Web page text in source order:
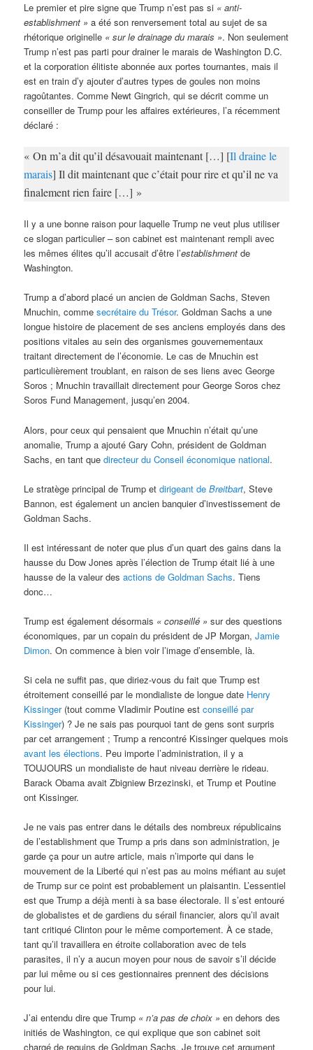
Le premier et pire signe que Trump n’est pas si « anti-
establishment » a été son renversement total au sujet de sa
rhétorique originelle « sur le drainage du marais ». Non seulement
Trump n’est pas parti pour drainer le marais de Washington D.C.
et la corporation élitiste abonnée aux portes tournantes, mais il
est en train d’y ajouter d’autres types de goules non moins
ragoûtantes. Comme Newt Gingrich, qui se décrit comme un
conseiller de Trump pour les affaires extérieures, l’a récemment
déclaré :
« On m’a dit qu’il désavouait maintenant […] [Il draine le
marais] Il dit maintenant que c’était pour rire et qu’il ne va
finalement rien faire […] »
Il y a une bonne raison pour laquelle Trump ne veut plus utiliser
ce slogan particulier – son cabinet est maintenant rempli avec
les mêmes élites qu’il accusait d’être l’establishment de
Washington.
Trump a d’abord placé un ancien de Goldman Sachs, Steven
Mnuchin, commesecrétaire du Trésor. Goldman Sachs a une
longue histoire de placement de ses anciens employés dans des
positions vitales au sein des organismes gouvernementaux
traitant directement de l’économie. Le cas de Mnuchin est
particulièrement troublant, en raison de ses liens avec George
Soros ; Mnuchin travaillait directement pour George Soros chez
Soros Fund Management, jusqu’en 2004.
Alors, pour ceux qui pensaient que Mnuchin n’était qu’une
anomalie, Trump a ajouté Gary Cohn, président de Goldman
Sachs, en tant quedirecteur du Conseil économique national.
Le stratège principal de Trump etdirigeant deBreitbart, Steve
Bannon, est également un ancien banquier d’investissement de
Goldman Sachs.
Il est intéressant de noter que plus d’un quart des gains dans la
hausse du Dow Jones après l’élection de Trump était lié à une
hausse de la valeur desactions de Goldman Sachs. Tiens
donc…
Trump est également désormais « conseillé » sur des questions
économiques, par un copain du président de JP Morgan,Jamie
Dimon. On commence à bien voir l’image d’ensemble, là.
Si cela ne suffit pas, que diriez-vous du fait que Trump est
étroitement conseillé par le mondialiste de longue date Henry
Kissinger(tout comme Vladimir Poutine estconseillé par
Kissinger) ? Je ne sais pas pourquoi tant de gens sont surpris
par cet arrangement ; Trump a rencontré Kissinger quelques mois
avant les élections. Peu importe l’administration, il y a
TOUJOURS un mondialiste de haut niveau derrière le rideau.
Barack Obama avait Zbigniew Brzezinski, et Trump et Poutine
ont Kissinger.
Je ne vais pas entrer dans le détails des nombreux républicains
de l’establishment que Trump a pris dans son administration, je
garde ça pour un autre article, mais n’importe qui dans le
mouvement de la Liberté qui n’est pas au moins méfiant au sujet
de Trump sur ce point est probablement un plaisantin. L’essentiel
est que Trump a déjà menti à sa base électorale. Il s’est entouré
de globalistes et de gardiens du sérail financier, alors qu’il avait
tant critiqué Clinton pour le même comportement. À ce stade,
tant qu’il travaillera en étroite collaboration avec de tels
parasites, il n’y a aucun moyen pour nous de savoir s’il décide
par lui même ou si ces gestionnaires prennent des décisions
pour lui.
J’ai entendu dire que Trump « n’a pas de choix » en dehors des
initiés de Washington, ce qui explique que son cabinet soit
chargé de requins de Goldman Sachs. Je trouve cet argument